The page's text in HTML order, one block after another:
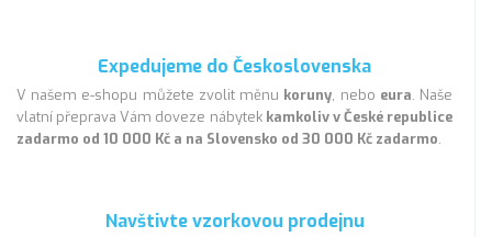
Expedujeme do Československa
V našem e-shopu můžete zvolit měnu koruny, nebo eura. Naše
vlatní přeprava Vám doveze nábytek kamkoliv v České republice
zadarmo od 10 000 Kč a na Slovensko od 30 000 Kč zadarmo.
Navštivte vzorkovou prodejnu